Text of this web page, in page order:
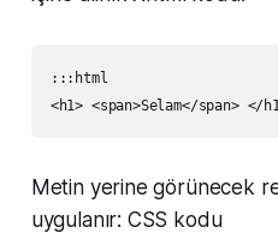
:::html
Metin yerine görünecek
uygulanır: CSS kodu